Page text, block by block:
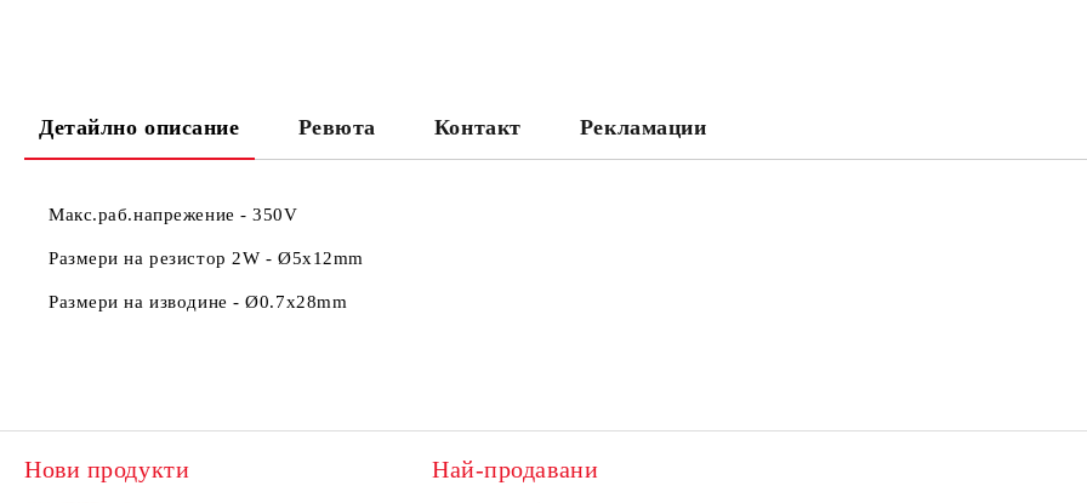
Детайлно описание Ревюта Контакт Рекламации
Макс.раб.напрежение - 350V
Размери на резистор 2W - Ø5x12mm
Размери на изводине -Ø0.7x28mm
Нови продукти Най-продавани